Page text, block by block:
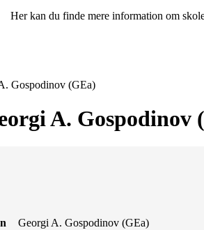
Her kan du finde mere information om
Gospodinov (GEa)
A. Gospodinov
Georgi A. Gospodinov (GEa)